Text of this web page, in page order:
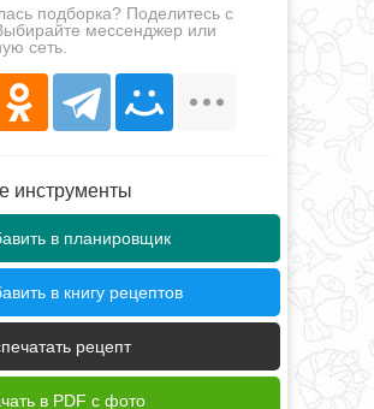
подборка? Поделитесь с
мессенджер или
сеть.
инструменты
в планировщик
в книгу рецептов
рецепт
в PDF с фото